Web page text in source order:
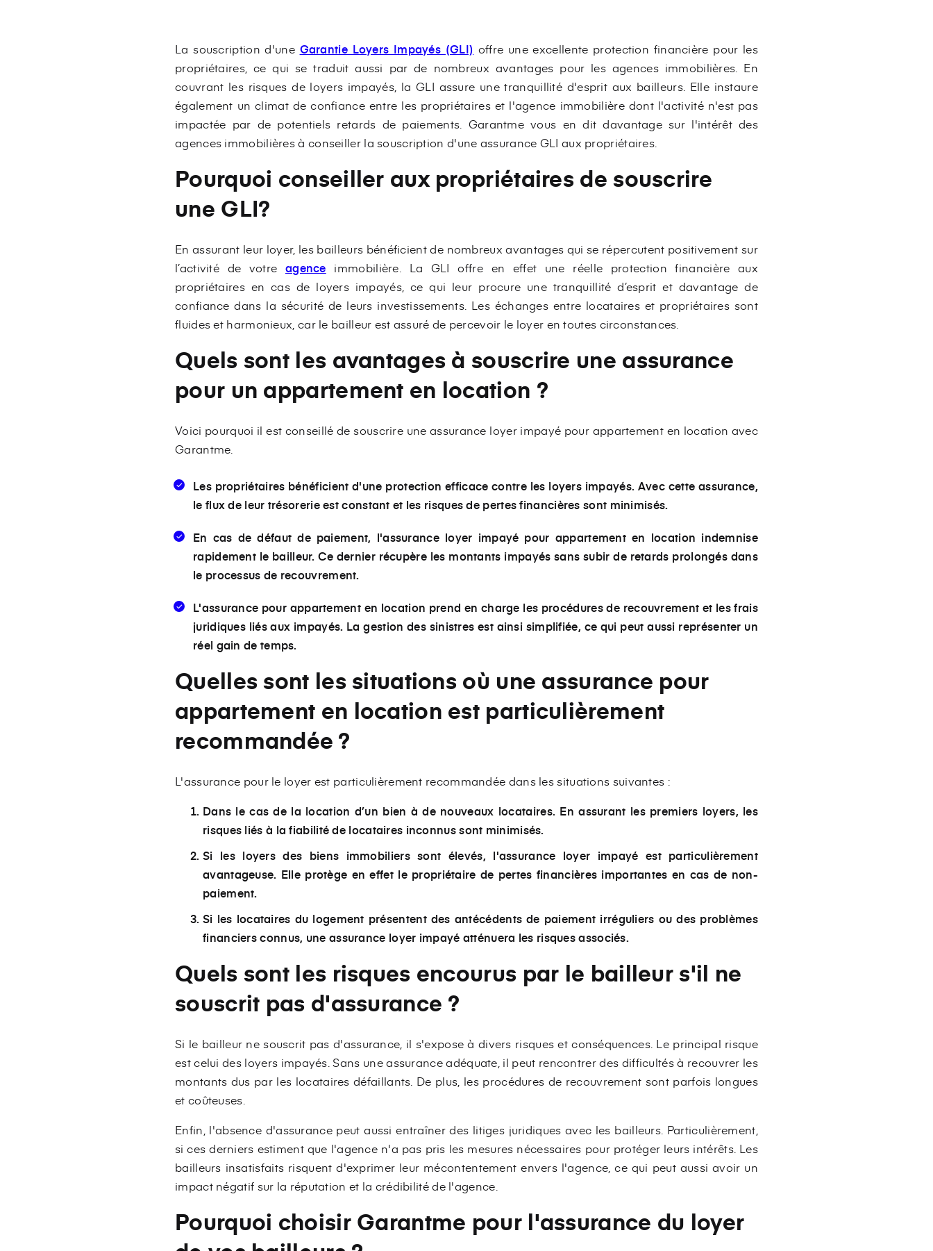
La souscription d'une Garantie Loyers Impayés (GLI) offre une excellente protection financière pour les
propriétaires, ce qui se traduit aussi par de nombreux avantages pour les agences immobilières. En
couvrant les risques de loyers impayés, la GLI assure une tranquillité d'esprit aux bailleurs. Elle instaure
également un climat de confiance entre les propriétaires et l'agence immobilière dont l'activité n'est pas
impactée par de potentiels retards de paiements. Garantme vous en dit davantage sur l'intérêt des
agences immobilières à conseiller la souscription d'une assurance GLI aux propriétaires.
Pourquoi conseiller aux propriétaires de souscrire
une GLI?
En assurant leur loyer, les bailleurs bénéficient de nombreux avantages qui se répercutent positivement sur
l’activité de votre agence immobilière. La GLI offre en effet une réelle protection financière aux
propriétaires en cas de loyers impayés, ce qui leur procure une tranquillité d’esprit et davantage de
confiance dans la sécurité de leurs investissements. Les échanges entre locataires et propriétaires sont
fluides et harmonieux, car le bailleur est assuré de percevoir le loyer en toutes circonstances.
Quels sont les avantages à souscrire une assurance
pour un appartement en location ?
Voici pourquoi il est conseillé de souscrire une assurance loyer impayé pour appartement en location avec
Garantme.
Les propriétaires bénéficient d'une protection efficace contre les loyers impayés. Avec cette assurance,
le flux de leur trésorerie est constant et les risques de pertes financières sont minimisés.
En cas de défaut de paiement, l'assurance loyer impayé pour appartement en location indemnise
rapidement le bailleur. Ce dernier récupère les montants impayés sans subir de retards prolongés dans
le processus de recouvrement.
L'assurance pour appartement en location prend en charge les procédures de recouvrement et les frais
juridiques liés aux impayés. La gestion des sinistres est ainsi simplifiée, ce qui peut aussi représenter un
réel gain de temps.
Quelles sont les situations où une assurance pour
appartement en location est particulièrement
recommandée ?
L'assurance pour le loyer est particulièrement recommandée dans les situations suivantes :
Dans le cas de la location d’un bien à de nouveaux locataires. En assurant les premiers loyers, les
risques liés à la fiabilité de locataires inconnus sont minimisés.
Si les loyers des biens immobiliers sont élevés, l'assurance loyer impayé est particulièrement
avantageuse. Elle protège en effet le propriétaire de pertes financières importantes en cas de non-
paiement.
Si les locataires du logement présentent des antécédents de paiement irréguliers ou des problèmes
financiers connus, une assurance loyer impayé atténuera les risques associés.
Quels sont les risques encourus par le bailleur s'il ne
souscrit pas d'assurance ?
Si le bailleur ne souscrit pas d'assurance, il s'expose à divers risques et conséquences. Le principal risque
est celui des loyers impayés. Sans une assurance adéquate, il peut rencontrer des difficultés à recouvrer les
montants dus par les locataires défaillants. De plus, les procédures de recouvrement sont parfois longues
et coûteuses.
Enfin, l'absence d'assurance peut aussi entraîner des litiges juridiques avec les bailleurs. Particulièrement,
si ces derniers estiment que l'agence n'a pas pris les mesures nécessaires pour protéger leurs intérêts. Les
bailleurs insatisfaits risquent d'exprimer leur mécontentement envers l'agence, ce qui peut aussi avoir un
impact négatif sur la réputation et la crédibilité de l'agence.
Pourquoi choisir Garantme pour l'assurance du loyer